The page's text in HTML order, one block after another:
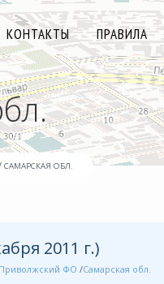
КОНТАКТЫ ПРАВИЛА
САМАРСКАЯ ОБЛ.
2011 г.)
ФО /Самарская обл.